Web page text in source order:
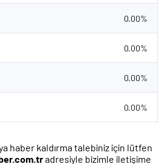
0.00%
0.00%
0.00%
0.00%
haber kaldırma talebiniz için lütfen
adresiyle bizimle iletişime